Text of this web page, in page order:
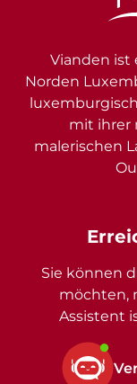
Sie können
möchten,
Assistent
Vianden ist
Norden
mit ihrer
malerischen